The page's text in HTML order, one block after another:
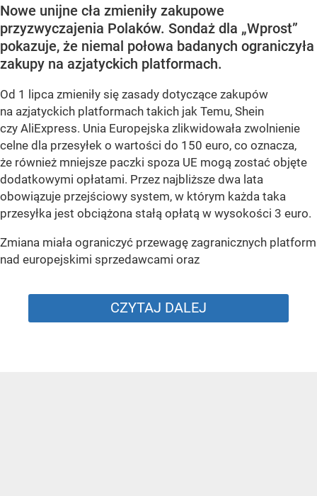
Nowe unijne cła zmieniły zakupowe
przyzwyczajenia Polaków. Sondaż dla „Wprost”
pokazuje, że niemal połowa badanych ograniczyła
zakupy na azjatyckich platformach.
Od 1 lipca zmieniły się zasady dotyczące zakupów
na azjatyckich platformach takich jak Temu, Shein
czy AliExpress. Unia Europejska zlikwidowała zwolnienie
celne dla przesyłek o wartości do 150 euro, co oznacza,
że również mniejsze paczki spoza UE mogą zostać objęte
dodatkowymi opłatami. Przez najbliższe dwa lata
obowiązuje przejściowy system, w którym każda taka
przesyłka jest obciążona stałą opłatą w wysokości 3 euro.
Zmiana miała ograniczyć przewagę zagranicznych platform
nad europejskimi sprzedawcami oraz
CZYTAJ DALEJ